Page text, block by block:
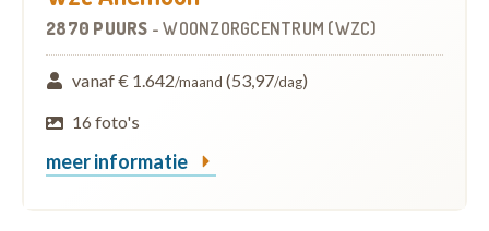
2870 PUURS -WOONZORGCENTRUM (WZC)
vanaf € 1.642/maand (53,97/dag)
16 foto's
meer informatie